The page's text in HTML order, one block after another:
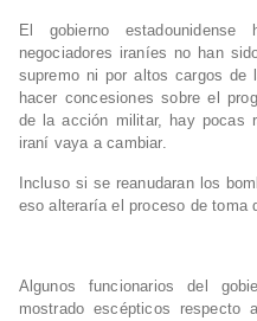
El gobierno
negociadores iraníes no han
supremo ni por altos cargos de
hacer concesiones sobre el
de la acción militar, hay pocas
iraní vaya a cambiar.
Incluso si se reanudaran los
eso alteraría el proceso de toma
Algunos funcionarios del
mostrado escépticos